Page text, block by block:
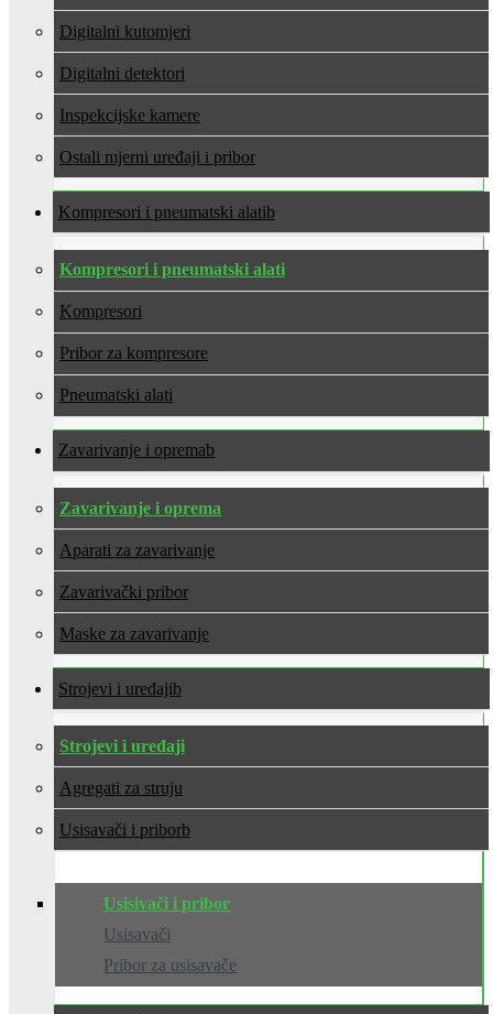
Digitalni kutomjeri
Digitalni detektori
Inspekcijske kamere
Ostali mjerni uređaji i pribor
Kompresori i pneumatski alati
Kompresori i pneumatski alati
Kompresori
Pribor za kompresore
Pneumatski alati
Zavarivanje i oprema
Zavarivanje i oprema
Aparati za zavarivanje
Zavarivački pribor
Maske za zavarivanje
Strojevi i uređaji
Strojevi i uređaji
Agregati za struju
Usisavači i pribor
Usisivači i pribor
Usisavači
Pribor za usisavače